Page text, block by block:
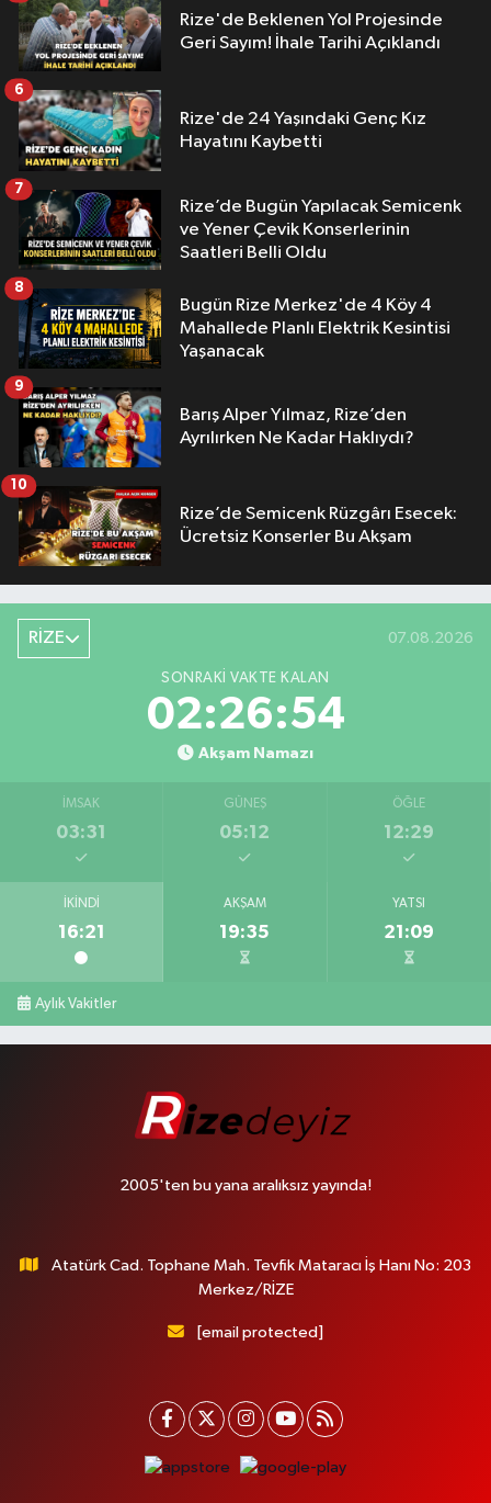
Rize'de Beklenen Yol Projesinde
Geri Sayım! İhale Tarihi Açıklandı
Rize'de 24 Yaşındaki Genç Kız
Hayatını Kaybetti
6
Rize’de Bugün Yapılacak Semicenk
ve Yener Çevik Konserlerinin
Saatleri Belli Oldu
7
Bugün Rize Merkez'de 4 Köy 4
Mahallede Planlı Elektrik Kesintisi
Yaşanacak
8
Barış Alper Yılmaz, Rize’den
Ayrılırken Ne Kadar Haklıydı?
9
Rize’de Semicenk Rüzgârı Esecek:
Ücretsiz Konserler Bu Akşam
10
RİZE 07.08.2026
SONRAKI VAKTE KALAN
02:26:53
Akşam Namazı
İMSAK
03:31
GÜNEŞ
05:12
ÖĞLE
12:29
İKINDI
16:21
AKŞAM
19:35
YATSI
21:09
Aylık Vakitler
2005'ten bu yana aralıksız yayında!
Atatürk Cad. Tophane Mah. Tevfik Mataracı İş Hanı No: 203
Merkez/RİZE
[email protected]